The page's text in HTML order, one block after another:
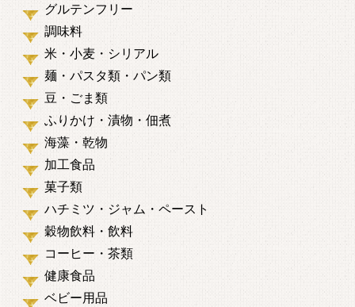
グルテンフリー
調味料
米・小麦・シリアル
麺・パスタ類・パン類
豆・ごま類
ふりかけ・漬物・佃煮
海藻・乾物
加工食品
菓子類
ハチミツ・ジャム・ペースト
穀物飲料・飲料
コーヒー・茶類
健康食品
ベビー用品